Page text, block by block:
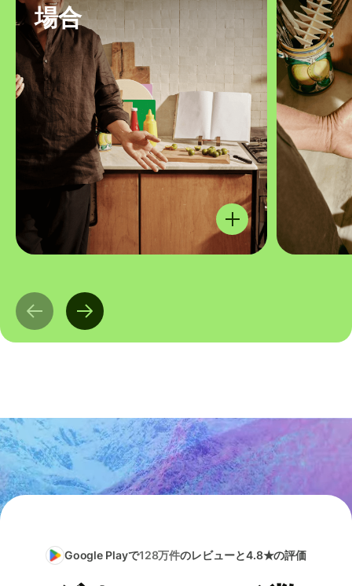
場合
Google Playで128万件のレビューと4.8★の評価